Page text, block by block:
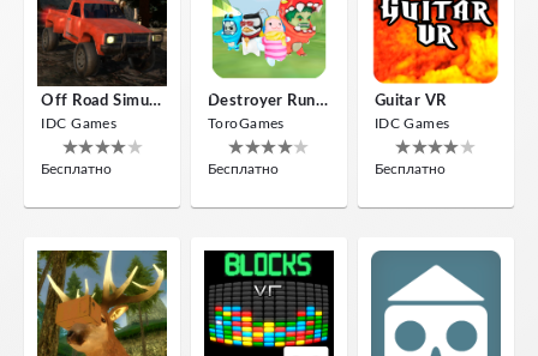
Off Road Simulator VR
IDC Games
Бесплатно
Destroyer Run VR
ToroGames
Бесплатно
Guitar VR
IDC Games
Бесплатно